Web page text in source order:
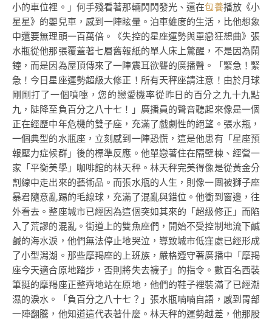
小的車位裡。」何手殘看著那輛閃閃發光、還在包養播放《小
星星》的嬰兒車，感到一陣眩暈。泊車維度的生活，比他想象
中還要無理頭一百萬倍。《失控的星座運勢與單戀狂想曲》張
水瓶從他那張覆蓋著七層舊報紙的單人床上驚醒，不是因為鬧
鐘，而是因為屋頂傳來了一陣震耳欲聾的廣播聲。「緊急！緊
急！今日星座運勢超級大修正！所有天秤座請注意！由於月球
剛剛打了一個噴嚏，您的戀愛機率從昨日的百分之九十九點
九，陡降至負百分之八十七！」廣播員的聲音聽起來像是一個
正在經歷中年危機的雙子座，充滿了戲劇性的絕望。張水瓶，
一個典型的水瓶座，立刻感到一陣恐慌，這是他患有「星座預
報壓力症候群」後的標準反應。他單戀著住在隔壁棟、經營一
家「平衡美學」咖啡館的林天秤。林天秤完美得像是從黃金分
割線中走出來的藝術品。而張水瓶的人生，則像一團被獅子座
暴君隨意亂踢的毛線球，充滿了混亂與錯位。他衝到窗邊，往
外看去。整座城市已經因為這個突如其來的「超級修正」而陷
入了荒謬的混亂。街道上的雙魚座們，開始不受控制地流下鹹
鹹的海水淚，他們無法停止地哭泣，導致城市低窪處已經形成
了小型潟湖。那些摩羯座的上班族，嚴格遵守著廣播中「摩羯
座今天適合原地踏步，否則將失去襪子」的指令。數百名西裝
筆挺的摩羯座正整齊地站在原地，他們的鞋子裡裝滿了已經潮
濕的淚水。「負百分之八十七？」張水瓶喃喃自語，感到胃部
一陣翻騰，他知道這代表著什麼。林天秤的運勢越差，他那股